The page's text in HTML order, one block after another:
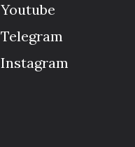
Youtube
Telegram
Instagram